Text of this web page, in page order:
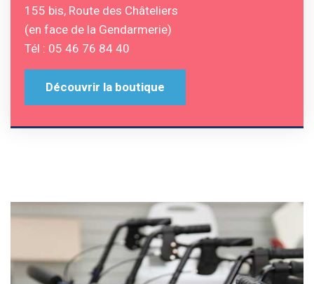
155 bis, Route des Châteliers
(en face de la Gendarmerie)
Tél : 05 46 76 84 40
Découvrir la boutique